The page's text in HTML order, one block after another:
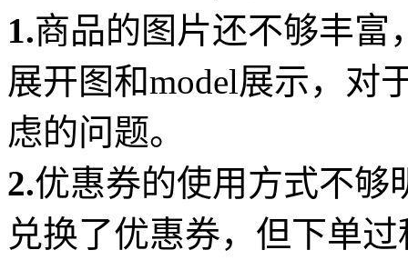
1.商品的图片还不够丰富
展开图和model展示，对
虑的问题。
2.优惠券的使用方式不够
兑换了优惠券，但下单